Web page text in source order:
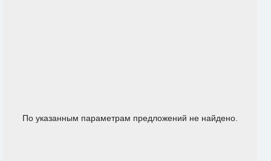
По указанным параметрам предложений не найдено.